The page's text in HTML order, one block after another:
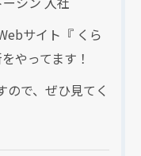
サイト『 くら
やってます！
ので、ぜひ見てく